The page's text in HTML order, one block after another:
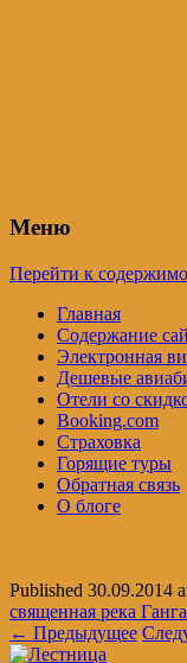
Меню
Перейти к
Главная
Содержание
Электронная
Дешевые
Отели со
Booking.com
Страховка
Горящие туры
Обратная связь
О блоге
Published 30.09.2014
священная река
← Предыдущее